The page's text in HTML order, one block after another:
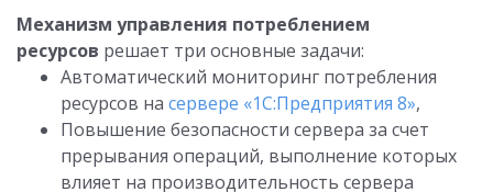
Механизм управления потреблением
ресурсов решает три основные задачи:
Автоматический мониторинг потребления
ресурсов на сервере «1С:Предприятия 8»,
Повышение безопасности сервера за счет
прерывания операций, выполнение которых
влияет на производительность сервера